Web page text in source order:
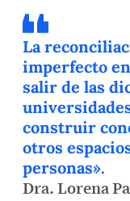
La
imperfecto
salir de las
construir
otros
personas».
Dra. Lorena